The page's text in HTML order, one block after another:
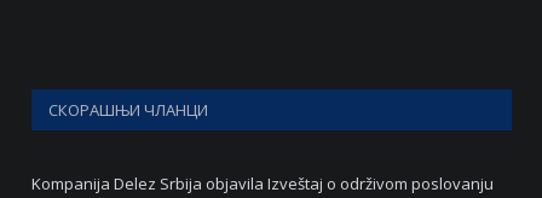
СКОРАШЊИ ЧЛАНЦИ
Kompanija Delez Srbija objavila Izveštaj o održivom poslovanju